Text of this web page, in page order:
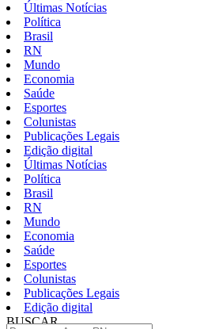
Últimas Notícias
Política
Brasil
RN
Mundo
Economia
Saúde
Esportes
Colunistas
Publicações Legais
Edição digital
Últimas Notícias
Política
Brasil
RN
Mundo
Economia
Saúde
Esportes
Colunistas
Publicações Legais
Edição digital
BUSCAR